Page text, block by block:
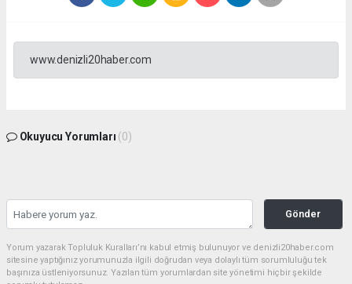
www.denizli20haber.com
Okuyucu Yorumları (0)
Gönder
Yorum yazarak Topluluk Kuralları’nı kabul etmiş bulunuyor ve denizli20haber.com
sitesine yaptığınız yorumunuzla ilgili doğrudan veya dolaylı tüm sorumluluğu tek
başınıza üstleniyorsunuz. Yazılan tüm yorumlardan site yönetimi hiçbir şekilde